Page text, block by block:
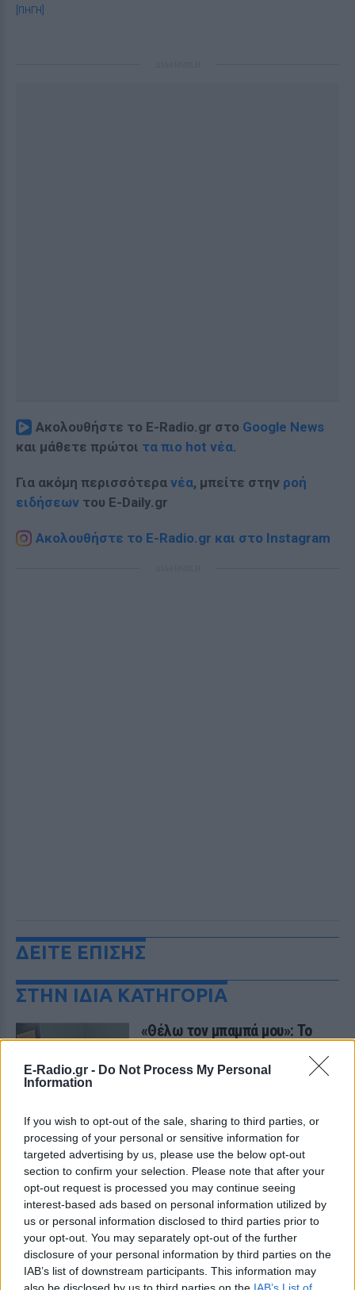
E-Radio.gr - Do Not Process My Personal
Information
If you wish to opt-out of the sale, sharing to third parties, or
processing of your personal or sensitive information for
targeted advertising by us, please use the below opt-out
section to confirm your selection. Please note that after your
opt-out request is processed you may continue seeing
interest-based ads based on personal information utilized by
us or personal information disclosed to third parties prior to
your opt-out. You may separately opt-out of the further
disclosure of your personal information by third parties on the
IAB’s list of downstream participants. This information may
also be disclosed by us to third parties on the IAB’s List of
[ΠΗΓΗ]
Ακολουθήστε το E-Radio.gr στο Google News
και μάθετε πρώτοι τα πιο hot νέα.
Για ακόμη περισσότερα νέα, μπείτε στην ροή
ειδήσεων του E-Daily.gr
Ακολουθήστε το E-Radio.gr και στο Instagram
ΔΕΙΤΕ ΕΠΙΣΗΣ
ΣΤΗΝ ΙΔΙΑ ΚΑΤΗΓΟΡΙΑ
«Θέλω τον μπαμπά μου»: Το
βίντεο της μεθυσμένης οδηγού
που σκότωσε νύφη ώρες μετά
τον γάμο της
Η Jamie Lee Komoroski, με αλκοόλ
τριπλάσιο του νόμιμου ορίου, έπεσε
πάνω στο golf cart των νεόνυμφων στο
Folly Beach - τώρα νέο υλικό από το
αστυνομικό τμήμα αποκαλύπτει τη
συμπεριφορά της λίγο μετά τη μοιραία
σύγκρουση
Τροχαίο στις Σέρρες: «Έχασα τη
γυναίκα και το παιδί μου, τα
έχασα όλα» ‑ Ο πόνος του
πατέρα